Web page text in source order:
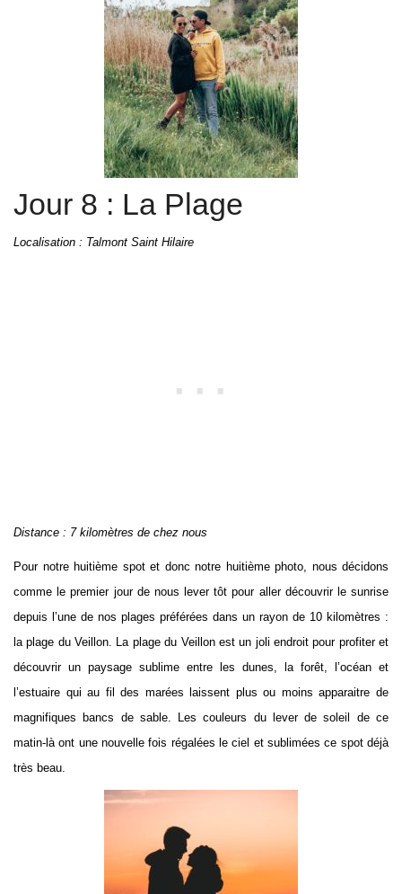
Jour 8 : La Plage
Localisation : Talmont Saint Hilaire
Distance : 7 kilomètres de chez nous
Pour notre huitième spot et donc notre huitième photo, nous décidons
comme le premier jour de nous lever tôt pour aller découvrir le sunrise
depuis l’une de nos plages préférées dans un rayon de 10 kilomètres :
la plage du Veillon. La plage du Veillon est un joli endroit pour profiter et
découvrir un paysage sublime entre les dunes, la forêt, l’océan et
l’estuaire qui au fil des marées laissent plus ou moins apparaitre de
magnifiques bancs de sable. Les couleurs du lever de soleil de ce
matin-là ont une nouvelle fois régalées le ciel et sublimées ce spot déjà
très beau.